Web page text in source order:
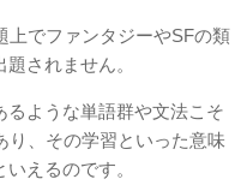
上でファンタジーやSFの類
されません。
ような単語群や文法こそ
り、その学習といった意味
えるのです。